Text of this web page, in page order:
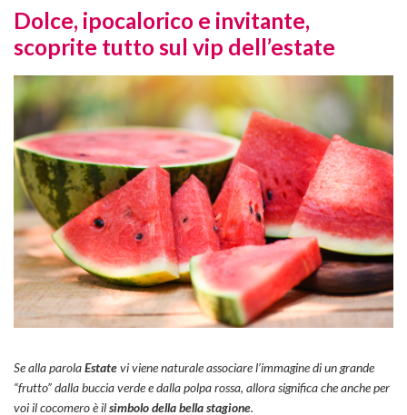
Dolce, ipocalorico e invitante,
scoprite tutto sul vip dell’estate
Se alla parolaEstatevi viene naturale associare l’immagine di un grande
“frutto” dalla buccia verde e dalla polpa rossa, allora significa che anche per
voi il cocomero è ilsimbolo della bella stagione.